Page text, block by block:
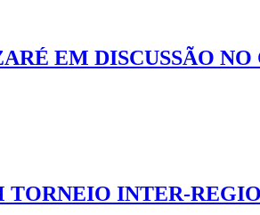
EM DISCUSSÃO
INTER-